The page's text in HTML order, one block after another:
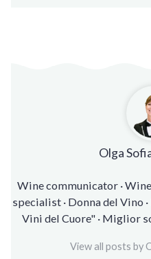
Olga
Wine communicator ·
specialist · Donna del Vino
Vini del Cuore" · Miglior
View all posts by